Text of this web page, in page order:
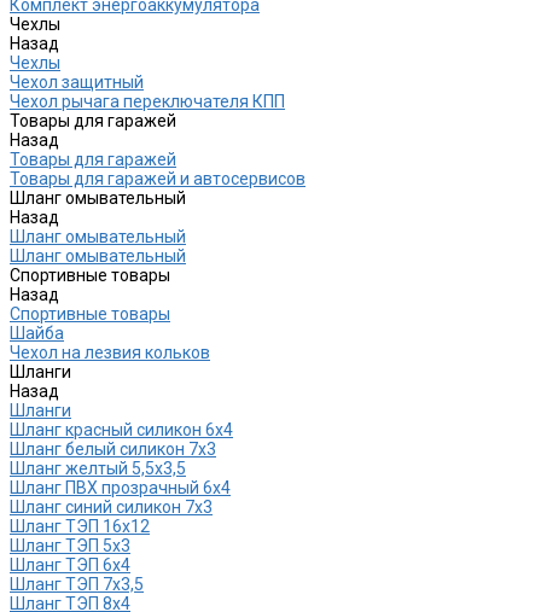
Комплект энергоаккумулятора
Чехлы
Назад
Чехлы
Чехол защитный
Чехол рычага переключателя КПП
Товары для гаражей
Назад
Товары для гаражей
Товары для гаражей и автосервисов
Шланг омывательный
Назад
Шланг омывательный
Шланг омывательный
Спортивные товары
Назад
Спортивные товары
Шайба
Чехол на лезвия кольков
Шланги
Назад
Шланги
Шланг красный силикон 6х4
Шланг белый силикон 7х3
Шланг желтый 5,5х3,5
Шланг ПВХ прозрачный 6х4
Шланг синий силикон 7х3
Шланг ТЭП 16х12
Шланг ТЭП 5х3
Шланг ТЭП 6х4
Шланг ТЭП 7х3,5
Шланг ТЭП 8х4